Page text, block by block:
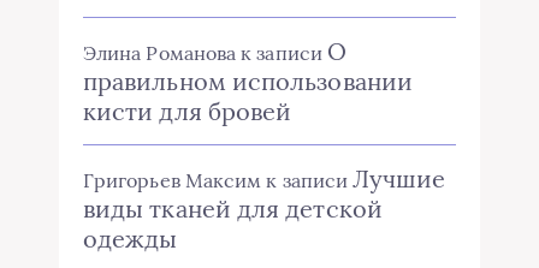
Элина Романова к записи О
правильном использовании
кисти для бровей
Григорьев Максим к записиЛучшие
виды тканей для детской
одежды